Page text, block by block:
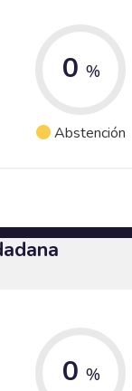
0 %
Abstención
0 %